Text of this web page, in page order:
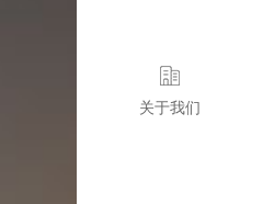
关于我们